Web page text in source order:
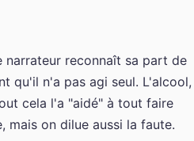
narrateur reconnaît sa part de
qu'il n'a pas agi seul. L'alcool,
cela l'a "aidé" à tout faire
mais on dilue aussi la faute.